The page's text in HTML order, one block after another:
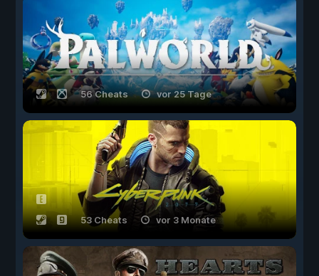
56 Cheats vor 25 Tage
53 Cheats vor 3 Monate